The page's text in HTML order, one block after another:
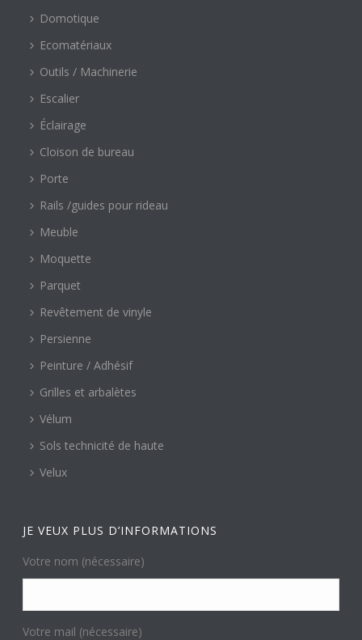
Domotique
Ecomatériaux
Outils / Machinerie
Escalier
Éclairage
Cloison de bureau
Porte
Rails /guides pour rideau
Meuble
Moquette
Parquet
Revêtement de vinyle
Persienne
Peinture / Adhésif
Grilles et arbalètes
Vélum
Sols technicité de haute
Velux
JE VEUX PLUS D’INFORMATIONS
Votre nom (nécessaire)
Votre mail (nécessaire)